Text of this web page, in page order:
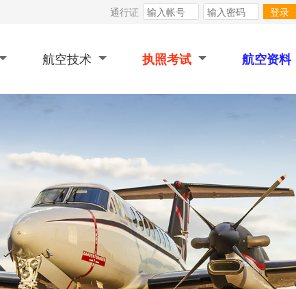
通行证 登录
航空技术 执照考试 航空资料